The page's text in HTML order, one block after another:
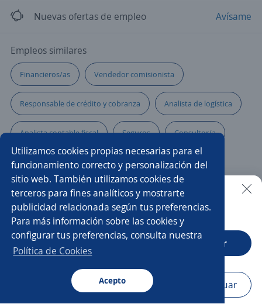
Utilizamos cookies propias necesarias para el
funcionamiento correcto y personalización del
sitio web. También utilizamos cookies de
terceros para fines analíticos y mostrarte
publicidad relacionada según tus preferencias.
Para más información sobre las cookies y
configurar tus preferencias, consulta nuestra
Política de Cookies
Acepto
Nuevas ofertas de empleo Avísame
Empleos similares
Financieros/as Vendedor comisionista
Responsable de crédito y cobranza Analista de logística
Analista contable fiscal Seguros Consultor/a
Analista de reclutamiento y selección
Gerente de sucursal Analista de datos
Auxiliar administrativo/a Analista contable
Asesor hipotecario
Analista administrativo
Buscar es más fácil en la app
CT App Abrir
Navegador Continuar